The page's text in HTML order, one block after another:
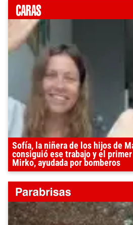
Sofía, la niñera de los hijos de
consiguió ese trabajo y el
Mirko, ayudada por bomberos